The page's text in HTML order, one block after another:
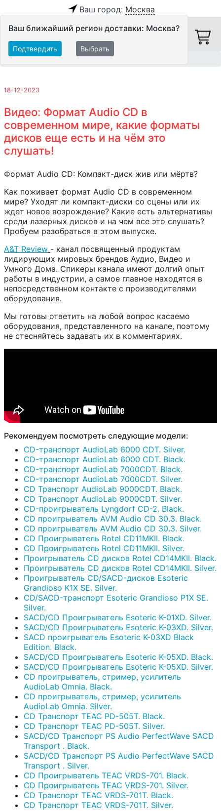
Ваш город: Москва
Ваш ближайший регион доставки: Москва?
Подтвердить Выбрать
18-12-2023
Видео: Формат Audio CD в
современном мире, какие форматы
дисков еще есть и на чём это
слушать!
Формат Audio CD: Компакт-диск жив или мёртв?
Как поживает формат Audio CD в современном
мире? Уходят ли компакт-диски со сцены или их
ждет новое возрождение? Какие есть альтернативы
среди лазерных дисков и на чем все это слушать?
Пробуем разобраться в этом выпуске.
A&T Review - канал посвященный продуктам
лидирующих мировых брендов Аудио, Видео и
Умного Дома. Спикеры канала имеют долгий опыт
работы в индустрии, а самое главное находятся в
непосредственном контакте с производителями
оборудования.
Мы готовы ответить на любой вопрос касаемо
оборудования, представленного на канале, поэтому
не стесняйтесь задавать их в комментариях.
Рекомендуем посмотреть следующие модели:
CD-транспорт AudioLab 6000 CDT. Silver.
CD-транспорт AudioLab 6000 CDT. Black.
CD-транспорт AudioLab 7000CDT. Black.
CD-транспорт AudioLab 7000CDT. Silver.
CD Транспорт AudioLab 9000CDT. Black.
CD Транспорт AudioLab 9000CDT. Silver.
CD-проигрыватель Lyngdorf CD-2. Black.
CD проигрыватель AVM Audio CD 30.3. Black.
CD проигрыватель AVM Audio CD 30.3. Silver.
CD Проигрыватель Rotel CD11MKII. Black.
CD Проигрыватель Rotel CD11MKII. Silver.
Проигрыватель CD дисков Rotel CD14MKII. Black.
Проигрыватель CD дисков Rotel CD14MKII. Silver.
Проигрыватель CD/SACD-дисков Esoteric
Grandioso K1X SE. Silver.
CD/SACD-транспорт Esoteric Grandioso P1X SE.
Silver.
SACD/CD Проигрыватель Esoteric K-01XD. Silver.
SACD/CD Проигрыватель Esoteric K-03XD. Silver.
SACD проигрыватель Esoteric K-03XD Black
Edition. Black.
SACD/CD Проигрыватель Esoteric K-05XD. Black.
SACD/CD Проигрыватель Esoteric K-05XD. Silver.
CD проигрыватель, стример, усилитель
AudioLab Omnia. Black.
CD проигрыватель, стример, усилитель
AudioLab Omnia. Silver.
CD Транспорт TEAC PD-505T. Black.
CD Транспорт TEAC PD-505T. Silver.
SACD/CD Транспорт PS Audio PerfectWave SACD
Transport . Black.
SACD/CD Транспорт PS Audio PerfectWave SACD
Transport . Silver.
CD Проигрыватель TEAC VRDS-701. Black.
CD Проигрыватель TEAC VRDS-701. Silver.
CD Транспорт TEAC VRDS-701T. Black.
CD Транспорт TEAC VRDS-701T. Silver.